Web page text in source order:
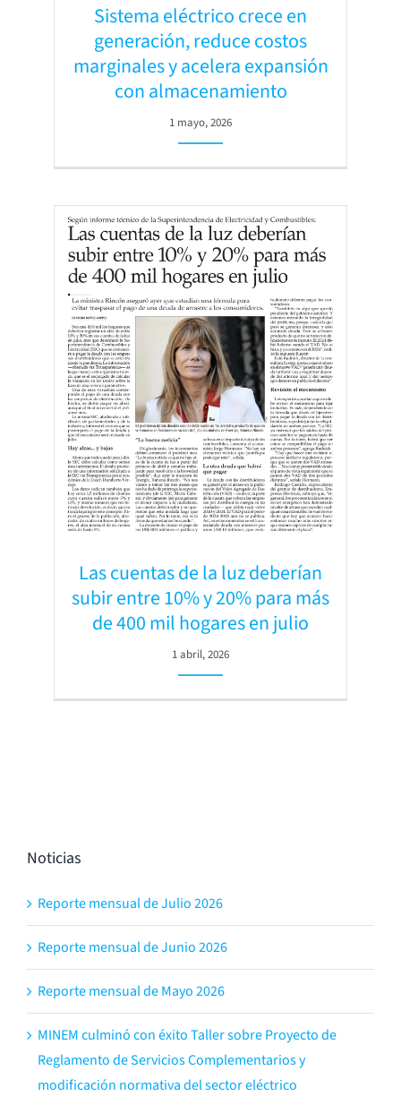
Sistema eléctrico crece en
generación, reduce costos
marginales y acelera expansión
con almacenamiento
1 mayo, 2026
Las cuentas de la luz deberían
subir entre 10% y 20% para más
de 400 mil hogares en julio
1 abril, 2026
Noticias
Reporte mensual de Julio 2026
Reporte mensual de Junio 2026
Reporte mensual de Mayo 2026
MINEM culminó con éxito Taller sobre Proyecto de
Reglamento de Servicios Complementarios y
modificación normativa del sector eléctrico